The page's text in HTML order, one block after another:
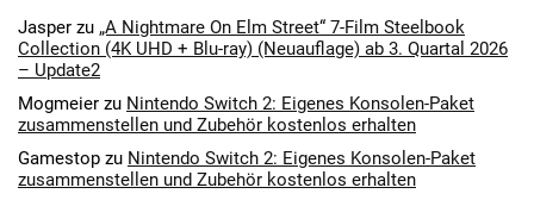
Jasper zu „A Nightmare On Elm Street“ 7-Film Steelbook
Collection (4K UHD + Blu-ray) (Neuauflage) ab 3. Quartal 2026
– Update2
Mogmeier zu Nintendo Switch 2: Eigenes Konsolen-Paket
zusammenstellen und Zubehör kostenlos erhalten
Gamestop zu Nintendo Switch 2: Eigenes Konsolen-Paket
zusammenstellen und Zubehör kostenlos erhalten